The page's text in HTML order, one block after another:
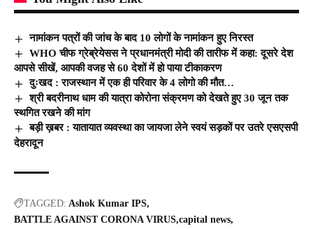
नामांकन पत्रों की जांच के बाद 10 लोगों के नामांकन हुए निरस्त
WHO चीफ ग्रेब्रेयेसस ने प्रधानमंत्री मोदी की तारीफ में कहा: दूसरे देश
आपसे सीखें, आपकी वजह से 60 देशों में हो पाया टीकाकरण
दुःखद : राजस्थान में एक ही परिवार के 4 लोगो की मौत…
श्री बदरीनाथ धाम की यात्रा कोरोना संक्रमण को देखते हुए 30 जून तक
स्थगित रखने की मांग
बड़ी ख़बर : यातायात व्यवस्था का जायजा लेने स्वयं सड़कों पर उतरे एसएसपी
देहरादून
TAGGED: Ashok Kumar IPS
BATTLE AGAINST CORONA VIRUS capital news